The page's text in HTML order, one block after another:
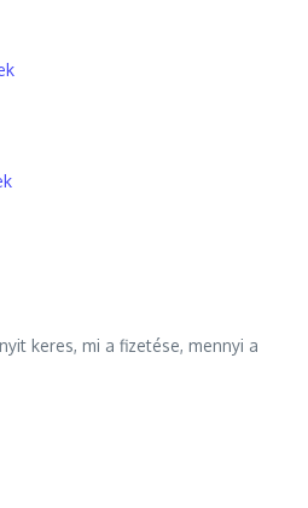
keres, mi a fizetése, mennyi a